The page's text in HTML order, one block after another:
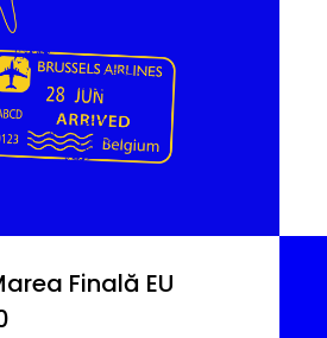
Finală EU